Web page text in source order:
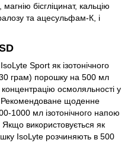
бісгліцинат, кальцію
та ацесульфам-К, і
Sport як ізотонічного
грам) порошку на 500 мл
осмоляльності у
щоденне
1000 мл ізотонічного напою
використовується як
IsoLyte розчиняють в 500